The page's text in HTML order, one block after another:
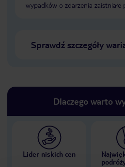
wypadków o zdarzenia zaistniałe
Sprawdź szczegóły
Dlaczego warto
Lider niskich cen